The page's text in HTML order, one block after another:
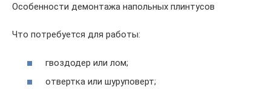
Особенности демонтажа напольных плинтусов
Что потребуется для работы:
гвоздодер или лом;
отвертка или шуруповерт;